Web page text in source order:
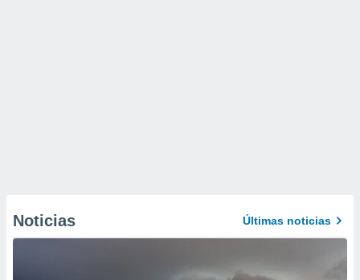
Noticias Últimas noticias